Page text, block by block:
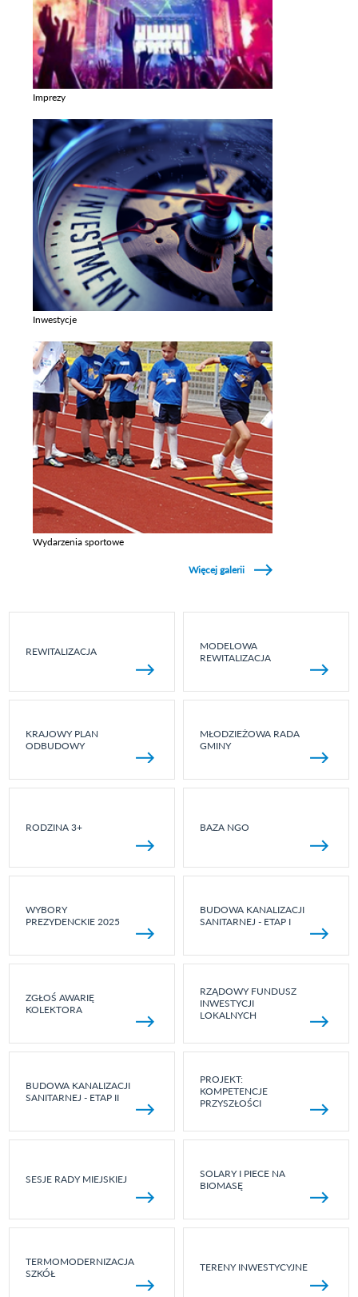
Imprezy
Inwestycje
Wydarzenia sportowe
Więcej galerii
REWITALIZACJA
MODELOWA
REWITALIZACJA
KRAJOWY PLAN
ODBUDOWY
MŁODZIEŻOWA RADA
GMINY
RODZINA 3+ BAZA NGO
WYBORY
PREZYDENCKIE 2025
BUDOWA KANALIZACJI
SANITARNEJ - ETAP I
ZGŁOŚ AWARIĘ
KOLEKTORA
RZĄDOWY FUNDUSZ
INWESTYCJI
LOKALNYCH
BUDOWA KANALIZACJI
SANITARNEJ - ETAP II
PROJEKT:
KOMPETENCJE
PRZYSZŁOŚCI
SESJE RADY MIEJSKIEJ
SOLARY I PIECE NA
BIOMASĘ
TERMOMODERNIZACJA
SZKÓŁ
TERENY INWESTYCYJNE